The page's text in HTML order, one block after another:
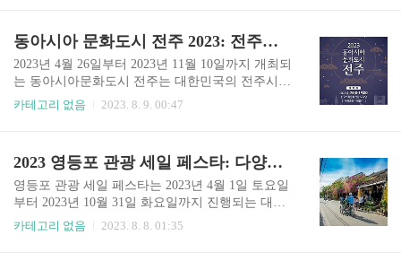
와 맛거리로 유명한 화려한 이색 거리들로 구성되
어 있습니다. 광안리 해수욕..
지 못할 추억을 만들 수 있는 기회를 제공합니다.
아래 홈페이지에서 더 자세한 정보를 얻어 가세요.
한국민속촌 야간개장, 달빛을 더하다 홈페이지 전
통무용 공연과 달빛 음악회 한국민속촌의 대표적
인 프로그램인 전통무용 공연은 달빛 아래 정열적
한 몸짓과 대지 향기를 가득 머금은 공기가 선사하
는 특별한 감동을 전해 줄..
동아시아 문화도시 전주 2023: 전주의 문화와 전통을 빛내는 다채로운 행사들
2023년 4월 26일부터 2023년 11월 10일까지 개최되
는 동아시아문화도시 전주는 대한민국의 전주시에
서 열리는 다양한 문화 행사로 이루어진 특별한 이
소로 유명합니다. 동아시아문화도시 전주 프로젝
트는 전주의 아름다움과 전통을 살려 동아시아 국
가들과의 문화 교류를 촉진하는 데 큰 역할을 합니
다. 더 많은 정보를 찾으려고 하시는 분은 여기 밑
에 홈페이지, 카카오톡 채널, 인스타그램로 가셔서
카테고리 없음 2023. 8. 9. 00:47
2023 영등포 관광 세일 페스타: 다양한 활동을 통한 지역 경제 활성화 및 문화 교류
영등포 관광 세일 페스타는 2023년 4월 1일 토요일
부터 2023년 10월 31일 화요일까지 진행되는 대규
모 행사입니다. 이 페스타는 방문객들에게 영등포
카테고리 없음 2023. 8. 8. 01:35